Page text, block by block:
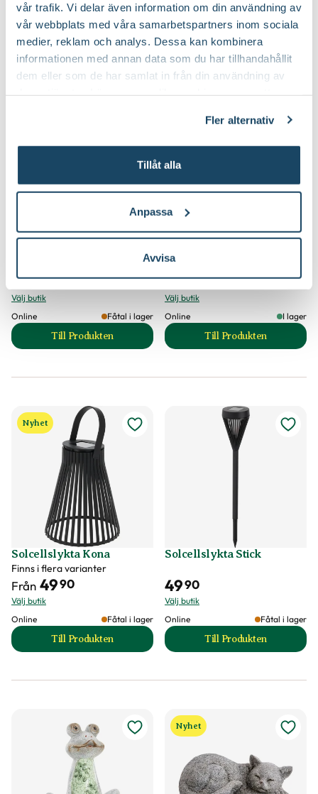
vår trafik. Vi delar även information om din användning av
vår webbplats med våra samarbetspartners inom sociala
medier, reklam och analys. Dessa kan kombinera
informationen med annan data som du har tillhandahållit
dem eller som de har samlat in från din användning av
Fler alternativ
Tillåt alla
Anpassa
Avvisa
Online
I lager
Till Produkten
till Regnmätare Fågel produktsida
Online
I lager
till Sköldpadda
5990
Välj butik
Online
Fåtal i lager
Till Produkten
till Solcellslampa produktsida
Finns i flera varianter
6990
Välj butik
Online
I lager
Till Produkten
till Solcellslykta
Nyhet
Solcellslykta Kona
Finns i flera varianter
Från 4990
Välj butik
Online
Fåtal i lager
Till Produkten
till Solcellslykta Kona produktsida
Solcellslykta Stick
4990
Välj butik
Online
Fåtal i lager
Till Produkten
till Solcellslykta
Nyhet